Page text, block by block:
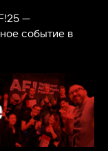
—
событие в